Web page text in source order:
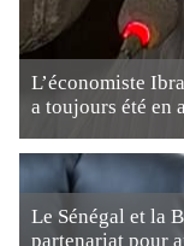
L’économiste
a toujours été en
Le Sénégal et la
partenariat pour